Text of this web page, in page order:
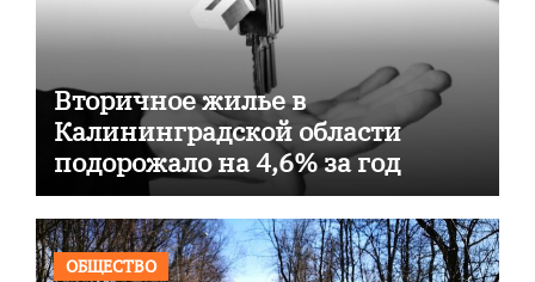
Вторичное жилье в
Калининградской области
подорожало на 4,6% за год
ОБЩЕСТВО